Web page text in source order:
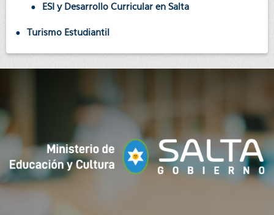
ESI y Desarrollo Curricular en Salta
Turismo Estudiantil